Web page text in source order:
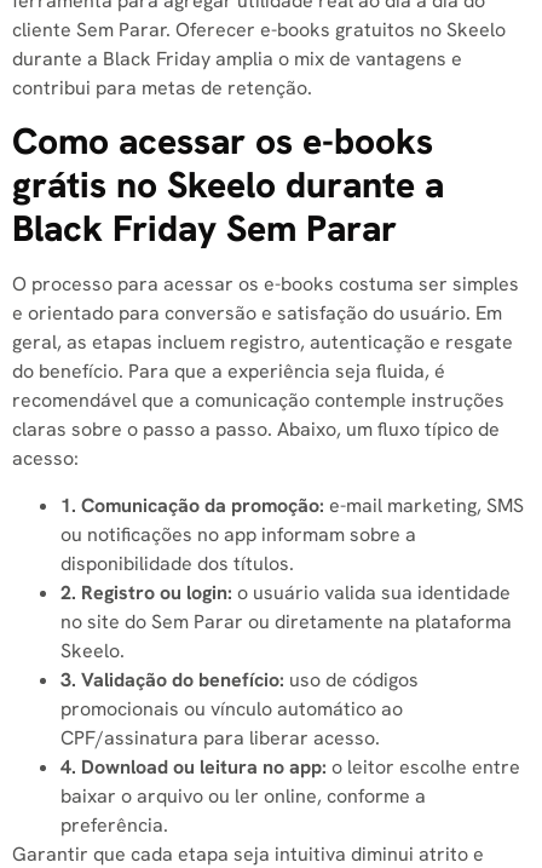
cliente Sem Parar. Oferecer e-books gratuitos no Skeelo
durante a Black Friday amplia o mix de vantagens e
contribui para metas de retenção.
Como acessar os e-books
grátis no Skeelo durante a
Black Friday Sem Parar
O processo para acessar os e-books costuma ser simples
e orientado para conversão e satisfação do usuário. Em
geral, as etapas incluem registro, autenticação e resgate
do benefício. Para que a experiência seja fluida, é
recomendável que a comunicação contemple instruções
claras sobre o passo a passo. Abaixo, um fluxo típico de
acesso:
1. Comunicação da promoção: e-mail marketing, SMS
ou notificações no app informam sobre a
disponibilidade dos títulos.
2. Registro ou login: o usuário valida sua identidade
no site do Sem Parar ou diretamente na plataforma
Skeelo.
3. Validação do benefício: uso de códigos
promocionais ou vínculo automático ao
CPF/assinatura para liberar acesso.
4. Download ou leitura no app: o leitor escolhe entre
baixar o arquivo ou ler online, conforme a
preferência.
Garantir que cada etapa seja intuitiva diminui atrito e